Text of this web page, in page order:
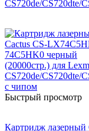
CS720de/CS720dte/
Быстрый просмотр
Картридж лазерный